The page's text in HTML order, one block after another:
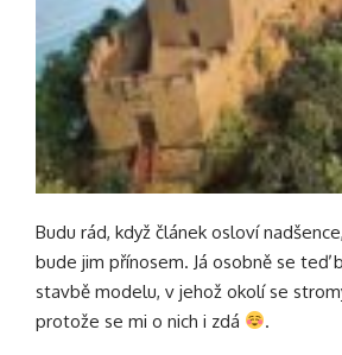
Budu rád, když článek osloví
bude jim přínosem. Já osobně se teď
stavbě modelu, v jehož okolí se
protože se mi o nich i zdá
.